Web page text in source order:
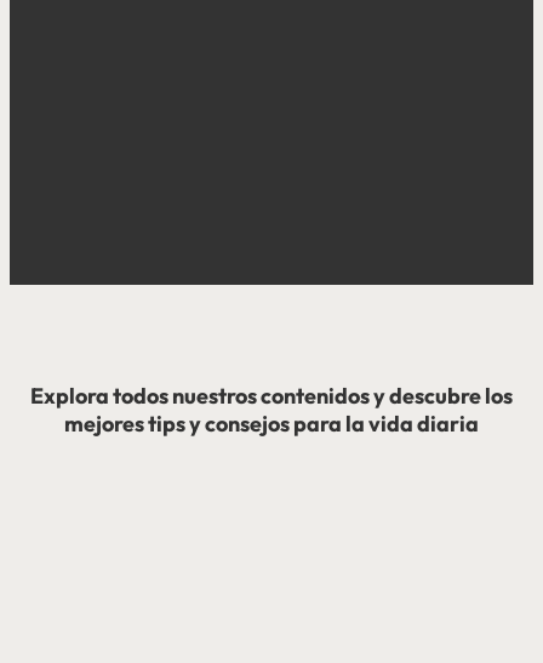
Explora todos nuestros contenidos y descubre los
mejores tips y consejos para la vida diaria